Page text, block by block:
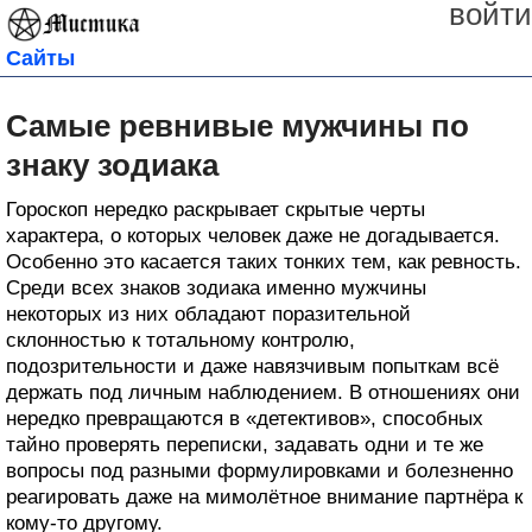
войти
Сайты
Самые ревнивые мужчины по
знаку зодиака
Гороскоп нередко раскрывает скрытые черты
характера, о которых человек даже не догадывается.
Особенно это касается таких тонких тем, как ревность.
Среди всех знаков зодиака именно мужчины
некоторых из них обладают поразительной
склонностью к тотальному контролю,
подозрительности и даже навязчивым попыткам всё
держать под личным наблюдением. В отношениях они
нередко превращаются в «детективов», способных
тайно проверять переписки, задавать одни и те же
вопросы под разными формулировками и болезненно
реагировать даже на мимолётное внимание партнёра к
кому-то другому.